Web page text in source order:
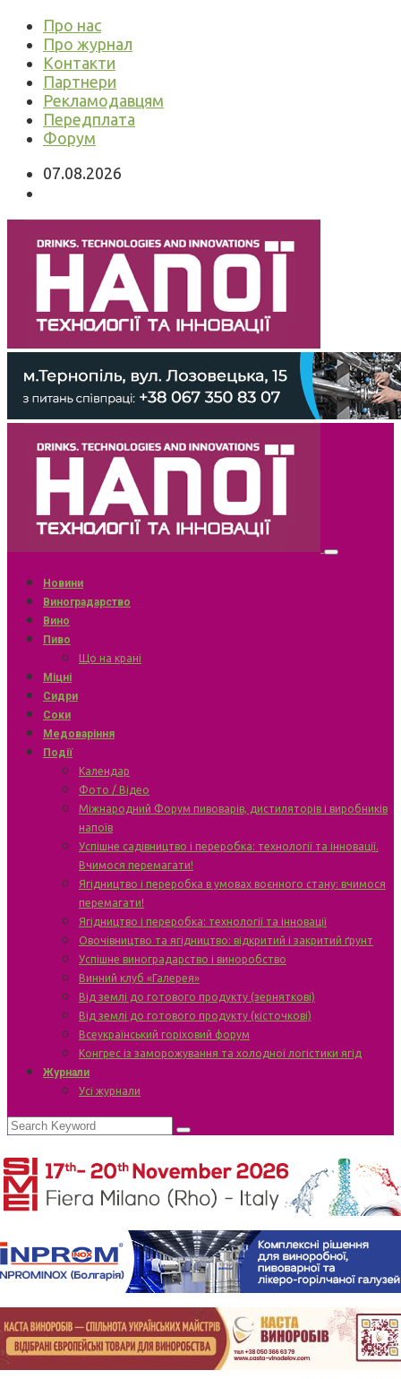
Про нас
Про журнал
Контакти
Партнери
Рекламодавцям
Передплата
Форум
07.08.2026
Новини
Виноградарство
Вино
Пиво
Що на крані
Міцні
Сидри
Соки
Медоваріння
Події
Календар
Фото / Відео
Міжнародний Форум пивоварів, дистиляторів і виробників
напоїв
Успішне садівництво і переробка: технології та інновації.
Вчимося перемагати!
Ягідництво і переробка в умовах воєнного стану: вчимося
перемагати!
Ягідництво і переробка: технології та інновації
Овочівництво та ягідництво: відкритий і закритий ґрунт
Успішне виноградарство і виноробство
Винний клуб «Галерея»
Від землі до готового продукту (зерняткові)
Від землі до готового продукту (кісточкові)
Всеукраїнський горіховий форум
Конгрес із заморожування та холодної логістики ягід
Журнали
Усі журнали